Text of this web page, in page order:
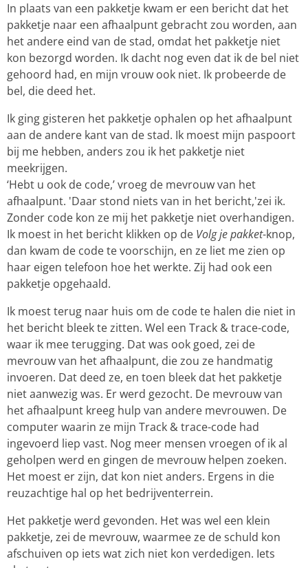
In plaats van een pakketje kwam er een bericht dat het
pakketje naar een afhaalpunt gebracht zou worden, aan
het andere eind van de stad, omdat het pakketje niet
kon bezorgd worden. Ik dacht nog even dat ik de bel niet
gehoord had, en mijn vrouw ook niet. Ik probeerde de
bel, die deed het.
Ik ging gisteren het pakketje ophalen op het afhaalpunt
aan de andere kant van de stad. Ik moest mijn paspoort
bij me hebben, anders zou ik het pakketje niet
meekrijgen.
‘Hebt u ook de code,’ vroeg de mevrouw van het
afhaalpunt. 'Daar stond niets van in het bericht,'zei ik.
Zonder code kon ze mij het pakketje niet overhandigen.
Ik moest in het bericht klikken op de Volg je pakket-knop,
dan kwam de code te voorschijn, en ze liet me zien op
haar eigen telefoon hoe het werkte. Zij had ook een
pakketje opgehaald.
Ik moest terug naar huis om de code te halen die niet in
het bericht bleek te zitten. Wel een Track & trace-code,
waar ik mee terugging. Dat was ook goed, zei de
mevrouw van het afhaalpunt, die zou ze handmatig
invoeren. Dat deed ze, en toen bleek dat het pakketje
niet aanwezig was. Er werd gezocht. De mevrouw van
het afhaalpunt kreeg hulp van andere mevrouwen. De
computer waarin ze mijn Track & trace-code had
ingevoerd liep vast. Nog meer mensen vroegen of ik al
geholpen werd en gingen de mevrouw helpen zoeken.
Het moest er zijn, dat kon niet anders. Ergens in die
reuzachtige hal op het bedrijventerrein.
Het pakketje werd gevonden. Het was wel een klein
pakketje, zei de mevrouw, waarmee ze de schuld kon
afschuiven op iets wat zich niet kon verdedigen. Iets